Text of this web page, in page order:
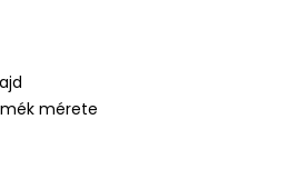
mérete